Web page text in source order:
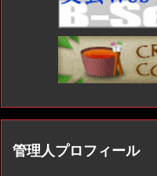
管理人プロフィール